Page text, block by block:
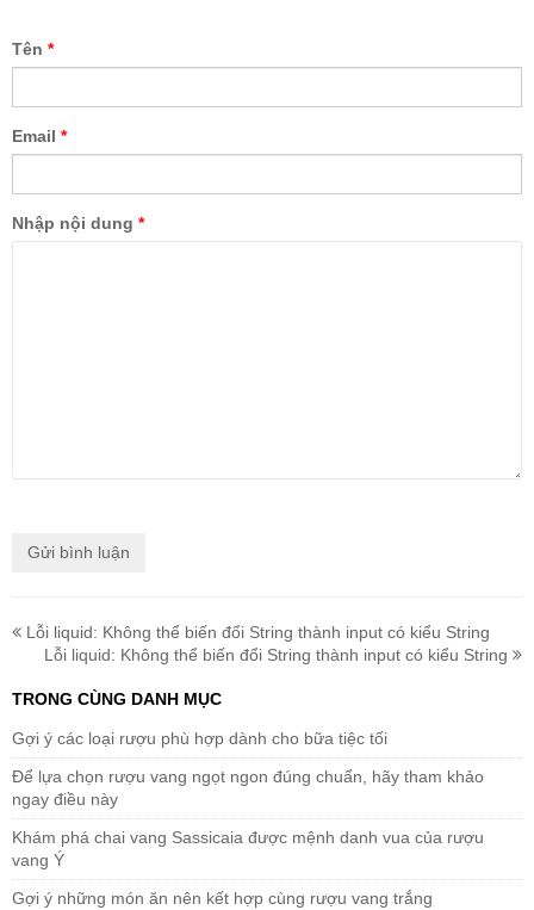
Tên *
Email *
Nhập nội dung *
Lỗi liquid: Không thể biến đổi String thành input có kiểu String
Lỗi liquid: Không thể biến đổi String thành input có kiểu String
TRONG CÙNG DANH MỤC
Gợi ý các loại rượu phù hợp dành cho bữa tiệc tối
Để lựa chọn rượu vang ngọt ngon đúng chuẩn, hãy tham khảo
ngay điều này
Khám phá chai vang Sassicaia được mệnh danh vua của rượu
vang Ý
Gợi ý những món ăn nên kết hợp cùng rượu vang trắng